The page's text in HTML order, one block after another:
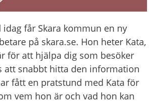
idag får Skara kommun en ny
på skara.se. Hon heter Kata,
för att hjälpa dig som besöker
att snabbt hitta den information
fått en pratstund med Kata för
vem hon är och vad hon kan